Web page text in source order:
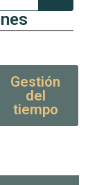
Gestión
del
tiempo